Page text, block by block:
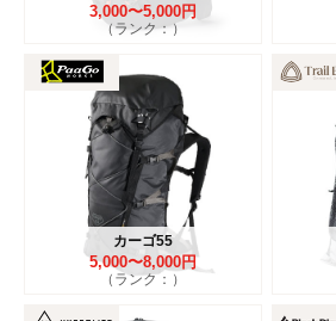
3,000〜5,000円
（ランク：）
カーゴ55
5,000〜8,000円
（ランク：）